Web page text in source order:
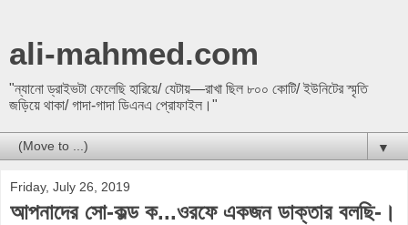
ali-mahmed.com
"ন্যানো ড্রাইভটা ফেলেছি হারিয়ে/ যেটায়—রাখা ছিল ৮০০ কোটি/ ইউনিটের স্মৃতি
জড়িয়ে থাকা/ গাদা-গাদা ডিএনএ প্রোফাইল।"
▼
Friday, July 26, 2019
আপনাদের সো-কল্ড ক...ওরফে একজন ডাক্তার বলছি-।